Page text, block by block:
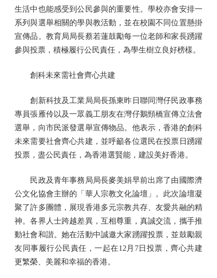
生活中也能感受到公民參與的重要性。學校亦會安排一
系列與選舉相關的學與教活動，並在校園不同位置懸掛
宣傳品。教育局局長蔡若蓮鼓勵每一位老師和家長踴躍
參與投票，積極履行公民責任，為學生樹立良好榜樣。
創科未來需社會齊心共建
創新科技及工業局局長孫東昨日聯同灣仔民政事務
專員張雁伶以及一眾義工朋友在灣仔鵝頸橋宣傳立法會
選舉，向市民派發選舉宣傳物品。他表示，香港的創科
未來需要社會齊心共建，並呼籲各位選民在投票日踴躍
投票，盡公民責任，為香港選賢能，建設美好香港。
民政及青年事務局局長麥美娟早前出席了由國際濟
公文化協會主辦的「華人宗教文化論壇」。此次論壇凝
聚了許多團體，展現香港多元宗教共存、友愛共融的精
神。各界人士跨越差異，互相尊重，真誠交流，攜手推
動社會和諧。她在活動中誠邀大家踴躍投票，並鼓勵親
友同事履行公民責任，一起在12月7日投票，齊心共建
更繁榮、美麗和幸福的香港。